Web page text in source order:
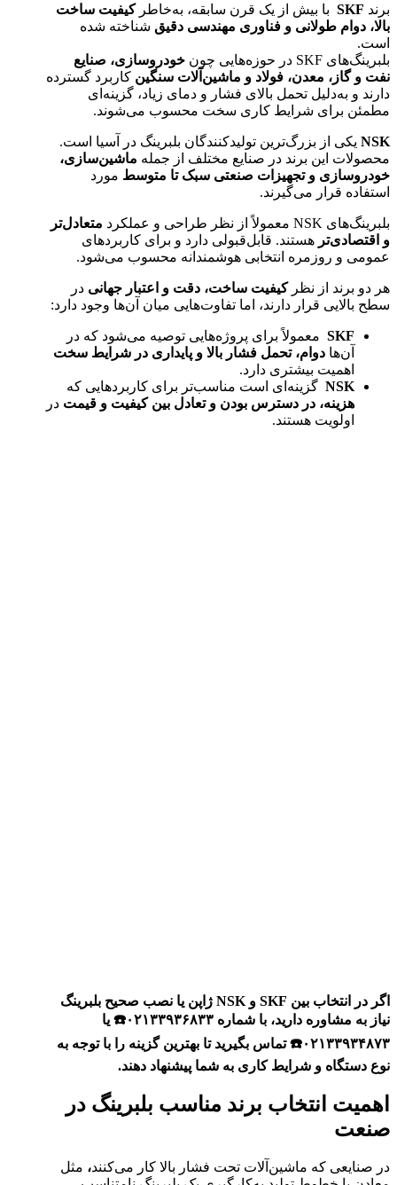
برند SKF با بیش از یک قرن سابقه، به‌خاطرکیفیت ساخت
بالا، دوام طولانی و فناوری مهندسی دقیق شناخته شده
است.
بلبرینگ‌های SKF در حوزه‌هایی چون
خودروسازی، صنایع
نفت و گاز، معدن، فولاد و ماشین‌آلات سنگین کاربرد گسترده
دارند و به‌دلیل تحمل بالای فشار و دمای زیاد، گزینه‌ای
مطمئن برای شرایط کاری سخت محسوب می‌شوند.
NSK یکی از بزرگ‌ترین تولیدکنندگان بلبرینگ در آسیا است.
محصولات این برند در صنایع مختلف از جمله ماشین‌سازی،
خودروسازی و تجهیزات صنعتی سبک تا متوسط مورد
استفاده قرار می‌گیرند.
بلبرینگ‌های NSK معمولاً از نظر طراحی و عملکرد
متعادل‌تر
و اقتصادی‌تر هستند. قابل‌قبولی دارد و برای کاربردهای
عمومی و روزمره انتخابی هوشمندانه محسوب می‌شود.
هر دو برند از نظرکیفیت ساخت، دقت و اعتبار جهانی در
سطح بالایی قرار دارند، اما تفاوت‌هایی میان آن‌ها وجود دارد:
SKF معمولاً برای پروژه‌هایی توصیه می‌شود که در
آن‌ها دوام، تحمل فشار بالا و پایداری در شرایط سخت
اهمیت بیشتری دارد.
NSK گزینه‌ای است مناسب‌تر برای کاربردهایی که
هزینه، در دسترس بودن و تعادل بین کیفیت و قیمت در
اولویت هستند.
اگر در انتخاب بین SKF و NSK ژاپن یا نصب صحیح بلبرینگ
نیاز به مشاوره دارید، با شماره ۰۲۱۳۳۹۳۶۸۳۳☎️ یا
۰۲۱۳۳۹۳۴۸۷۳☎️ تماس بگیرید تا بهترین گزینه را با توجه به
نوع دستگاه و شرایط کاری به شما پیشنهاد دهند.
اهمیت انتخاب برند مناسب بلبرینگ در
صنعت
در صنایعی که ماشین‌آلات تحت فشار بالا کار می‌کنند، مثل